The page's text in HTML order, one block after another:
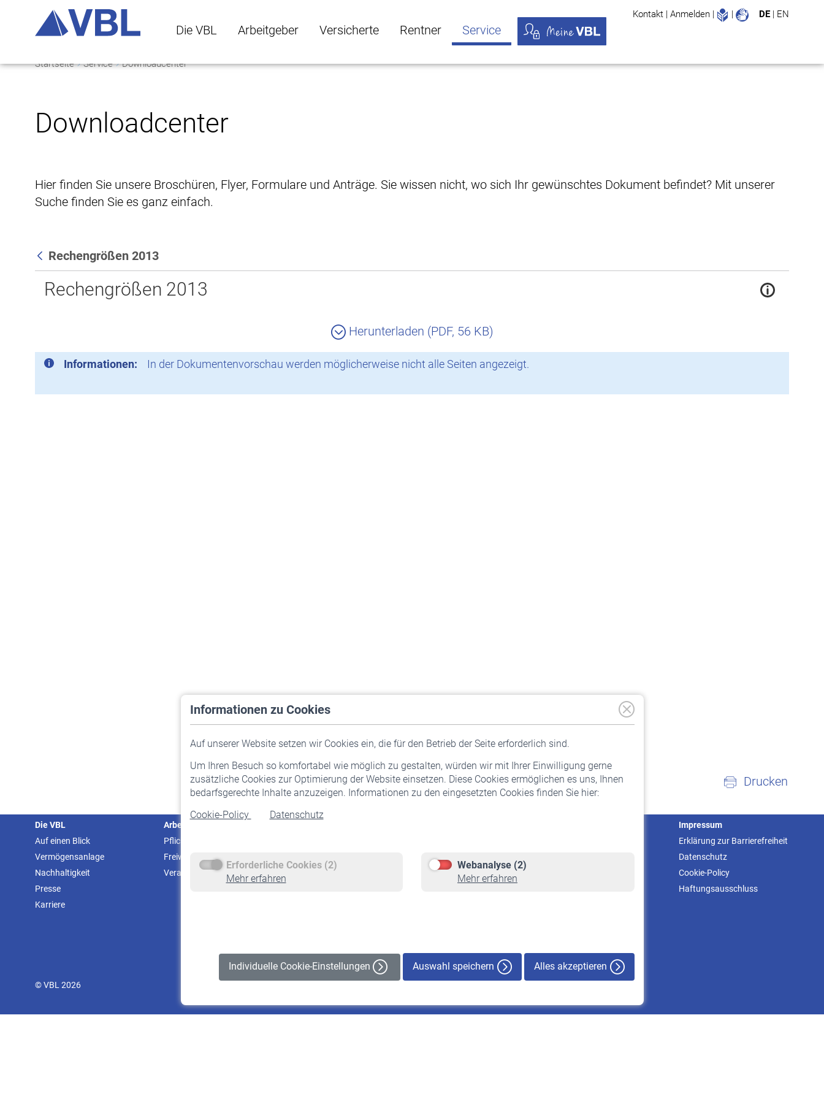
Die VBL Arbeitgeber Versicherte Rentner Service
Kontakt | Anmelden | Leichte Sprache
| DE | EN
Startseite Service Downloadcenter
Downloadcenter
Hier finden Sie unsere Broschüren, Flyer, Formulare und Anträge. Sie wissen nicht, wo sich Ihr gewünschtes Dokument befindet? Mit unserer
Suche finden Sie es ganz einfach.
Zurück
Rechengrößen 2013
Rechengrößen 2013
Herunterladen (PDF, 56 KB)
Informationen: In der Dokumentenvorschau werden möglicherweise nicht alle Seiten angezeigt.
Informationen zu Cookies
Auf unserer Website setzen wir Cookies ein, die für den Betrieb der Seite erforderlich sind.
Um Ihren Besuch so komfortabel wie möglich zu gestalten, würden wir mit Ihrer Einwilligung gerne
zusätzliche Cookies zur Optimierung der Website einsetzen. Diese Cookies ermöglichen es uns, Ihnen
bedarfsgerechte Inhalte anzuzeigen. Informationen zu den eingesetzten Cookies finden Sie hier:
Cookie-Policy
Datenschutz
Erforderliche Cookies (2)
Mehr erfahren
Webanalyse (2)
Mehr erfahren
Individuelle Cookie-Einstellungen Auswahl speichern Alles akzeptieren
Drucken
Die VBL
Auf einen Blick
Vermögensanlage
Nachhaltigkeit
Presse
Karriere
Arbeitgeber
Pflichtversicherung
Freiwillige Versicherung
Veranstaltungen
Staatliche Förderung
Rente beantragen
Rentenauszahlung
Impressum
Erklärung zur Barrierefreiheit
Datenschutz
Cookie-Policy
Haftungsausschluss
© VBL 2026